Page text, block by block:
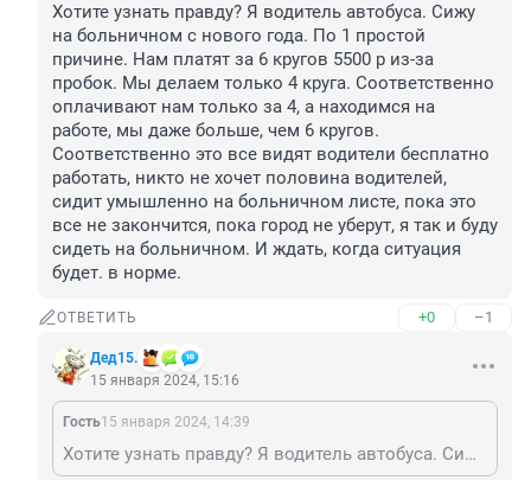
Хотите узнать правду? Я водитель автобуса. Сижу
на больничном с нового года. По 1 простой
причине. Нам платят за 6 кругов 5500 р из-за
пробок. Мы делаем только 4 круга. Соответственно
оплачивают нам только за 4, а находимся на
работе, мы даже больше, чем 6 кругов.
Соответственно это все видят водители бесплатно
работать, никто не хочет половина водителей,
сидит умышленно на больничном листе, пока это
все не закончится, пока город не уберут, я так и буду
сидеть на больничном. И ждать, когда ситуация
будет. в норме.
ОТВЕТИТЬ +0 –1
Дед15.
15 января 2024, 15:16
Гость15 января 2024, 14:39
Хотите узнать правду? Я водитель автобуса. Сижу на больничном с нового года. По 1 простой причине. Нам платят за 6 кругов 5500 р из-за пробок. Мы делаем только 4 круга. Соответственно оплачивают нам только за 4, а находимся на работе, мы даже больше, чем 6 кругов. Соответственно это все видят водители бесплатно работать, никто не хочет половина водителей, сидит умышленно на больничном листе, пока это все не закончится, пока город не уберут, я так и буду сидеть на больничном. И ждать, когда ситуация будет. в норме.